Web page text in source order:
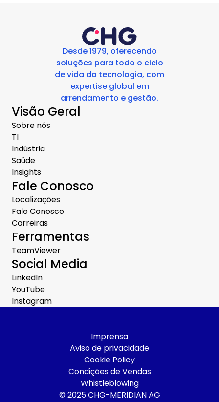
Desde 1979, oferecendo
soluções para todo o ciclo
de vida da tecnologia, com
expertise global em
arrendamento e gestão.
Visão Geral
Sobre nós
TI
Indústria
Saúde
Insights
Fale Conosco
Localizações
Fale Conosco
Carreiras
Ferramentas
TeamViewer
Social Media
LinkedIn
YouTube
Instagram
© 2025 CHG-MERIDIAN AG
Imprensa
Aviso de privacidade
Cookie Policy
Condições de Vendas
Whistleblowing